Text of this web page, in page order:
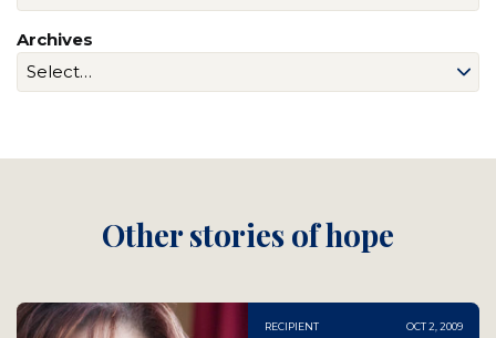
Archives
Other stories of hope
RECIPIENT OCT 2, 2009